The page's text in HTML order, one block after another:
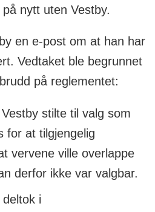
nytt uten Vestby.
en e-post om at han har
Vedtaket ble begrunnet
på reglementet:
Vestby stilte til valg som
for at tilgjengelig
vervene ville overlappe
derfor ikke var valgbar.
i